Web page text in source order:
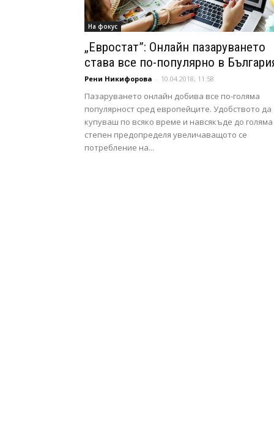
На фокус
„Евростат”: Онлайн пазаруването
става все по-популярно в
Рени Никифорова - 10.04.2018, 11:58
Пазаруването онлайн добива все по-голяма
популярност сред европейците. Удобството да
купуваш по всяко време и навсякъде до голяма
степен предопределя увеличаващото се
потребление на...